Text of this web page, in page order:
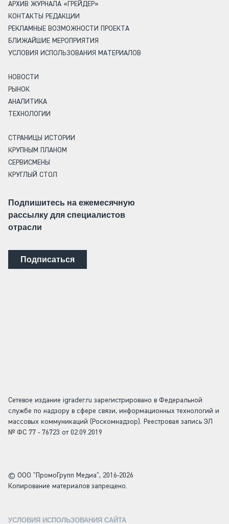
АРХИВ ЖУРНАЛА «ГРЕЙДЕР»
КОНТАКТЫ РЕДАКЦИИ
РЕКЛАМНЫЕ ВОЗМОЖНОСТИ ПРОЕКТА
БЛИЖАЙШИЕ МЕРОПРИЯТИЯ
УСЛОВИЯ ИСПОЛЬЗОВАНИЯ МАТЕРИАЛОВ
НОВОСТИ
РЫНОК
АНАЛИТИКА
ТЕХНОЛОГИИ
СТРАНИЦЫ ИСТОРИИ
КРУПНЫМ ПЛАНОМ
СЕРВИСМЕНЫ
КРУГЛЫЙ СТОЛ
Подпишитесь на ежемесячную
рассылку для специалистов
отрасли
Подписаться
Сетевое издание igrader.ru зарегистрировано в Федеральной
службе по надзору в сфере связи, информационных технологий и
массовых коммуникаций (Роскомнадзор). Реестровая запись ЭЛ
№ ФС 77 - 76723 от 02.09.2019
© ООО "ПромоГрупп Медиа", 2016-2026
Копирование материалов запрещено.
УСЛОВИЯ ИСПОЛЬЗОВАНИЯ САЙТА